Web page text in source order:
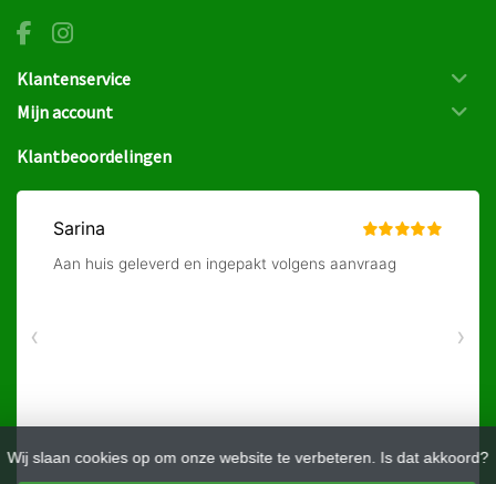
Wij slaan cookies op om onze website te verbeteren. Is dat akkoord?
Klantenservice
Mijn account
Klantbeoordelingen